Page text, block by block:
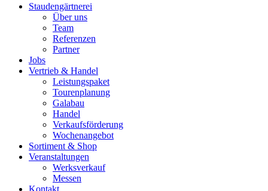
Staudengärtnerei
Über uns
Team
Referenzen
Partner
Jobs
Vertrieb & Handel
Leistungspaket
Tourenplanung
Galabau
Handel
Verkaufsförderung
Wochenangebot
Sortiment & Shop
Veranstaltungen
Werksverkauf
Messen
Kontakt